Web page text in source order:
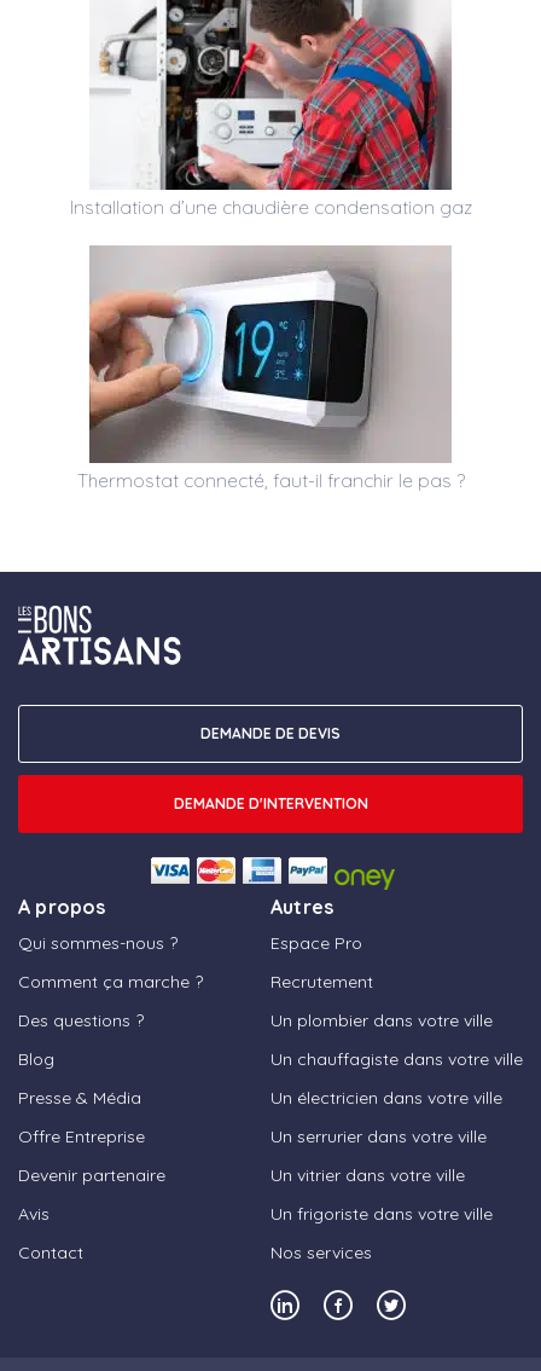
Installation d’une chaudière condensation gaz
Thermostat connecté, faut-il franchir le pas ?
A propos
Qui sommes-nous ?
Comment ça marche ?
Des questions ?
Blog
Presse & Média
Offre Entreprise
Devenir partenaire
Avis
Contact
Autres
Espace Pro
Recrutement
Un plombier dans votre ville
Un chauffagiste dans votre ville
Un électricien dans votre ville
Un serrurier dans votre ville
Un vitrier dans votre ville
Un frigoriste dans votre ville
Nos services
DEMANDE DE DEVIS
DEMANDE D'INTERVENTION